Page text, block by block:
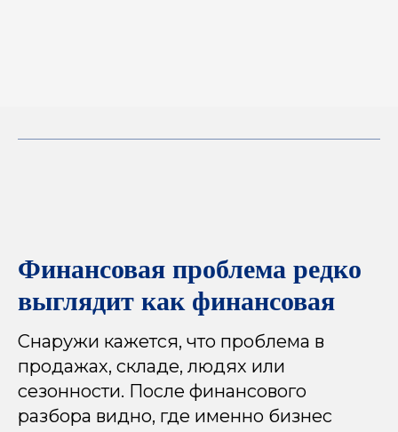
Финансовая проблема редко
выглядит как финансовая
Снаружи кажется, что проблема в
продажах, складе, людях или
сезонности. После финансового
разбора видно, где именно бизнес